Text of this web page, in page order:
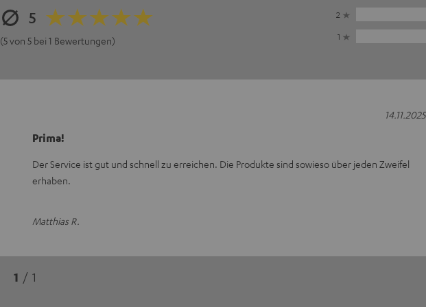
5
(5 von 5 bei 1 Bewertungen)
2
1
Prima!
Der Service ist gut und schnell zu erreichen. Die Produkte sind sowieso über jeden Zweifel
erhaben.
Matthias R.
14.11.2025
1 / 1